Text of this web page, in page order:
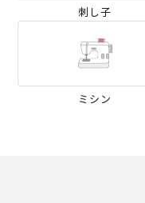
刺し子
ミシン